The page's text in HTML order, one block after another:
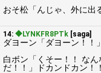
おそ松「んじゃ、外に出
14: ◆LYNKFR8PTk [saga]
ダヨーン「ダヨーン！！」
白ボン「くそー！！ な
だ！！」ドカンドカン！！